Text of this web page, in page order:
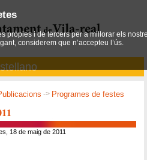
-> Programes de festes
18 de maig de 2011
pròpies i de tercers per a millorar els
considerem que n’accepteu l’ús.